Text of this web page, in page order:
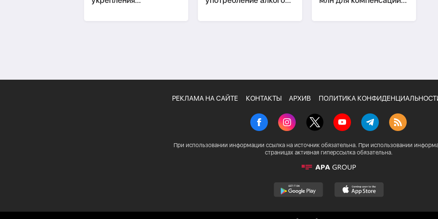
отношений
РЕКЛАМА НА САЙТЕ КОНТАКТЫ АРХИВ ПОЛИТИКА
При использовании информации ссылка на источник обязательна. При использовании
страницах активная гиперссылка обязательна.